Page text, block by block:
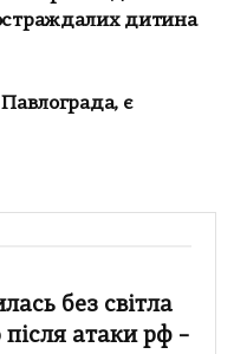
дитина
є
без світла
атаки рф –